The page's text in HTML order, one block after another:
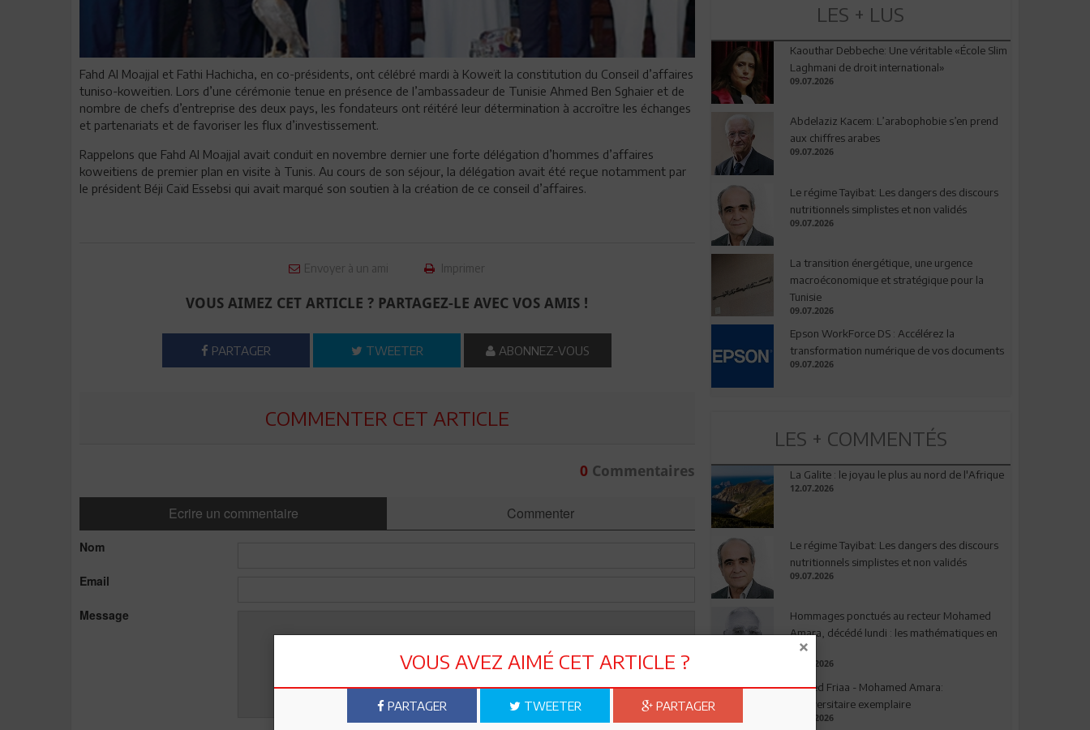
Fahd Al Moajjal et Fathi Hachicha, en co-présidents, ont célébré mardi à Koweït la constitution du Conseil d’affaires
tuniso-koweitien. Lors d’une cérémonie tenue en présence de l’ambassadeur de Tunisie Ahmed Ben Sghaier et de
nombre de chefs d’entreprise des deux pays, les fondateurs ont réitéré leur détermination à accroître les échanges
et partenariats et de favoriser les flux d’investissement.
Rappelons que Fahd Al Moajjal avait conduit en novembre dernier une forte délégation d’hommes d’affaires
koweitiens de premier plan en visite à Tunis. Au cours de son séjour, la délégation avait été reçue notamment par
le président Béji Caïd Essebsi qui avait marqué son soutien à la création de ce conseil d’affaires.
Envoyer à un ami Imprimer
VOUS AIMEZ CET ARTICLE ? PARTAGEZ-LE AVEC VOS AMIS !
PARTAGER TWEETER ABONNEZ-VOUS
COMMENTER CET ARTICLE
0Commentaires
Ecrire un commentaire Commenter
Nom
Email
Message
LES + LUS
Kaouthar Debbeche: Une véritable «École Slim
Laghmani de droit international»
09.07.2026
Abdelaziz Kacem: L’arabophobie s’en prend
aux chiffres arabes
09.07.2026
Le régime Tayibat: Les dangers des discours
nutritionnels simplistes et non validés
09.07.2026
La transition énergétique, une urgence
macroéconomique et stratégique pour la
Tunisie
09.07.2026
Epson WorkForce DS : Accélérez la
transformation numérique de vos documents
09.07.2026
LES + COMMENTÉS
La Galite : le joyau le plus au nord de l'Afrique
12.07.2026
Le régime Tayibat: Les dangers des discours
nutritionnels simplistes et non validés
09.07.2026
Hommages ponctués au recteur Mohamed
Amara, décédé lundi : les mathématiques en
deuil
03.08.2026
Ahmed Friaa - Mohamed Amara:
l’Universitaire exemplaire
04.08.2026
VOUS AVEZ AIMÉ CET ARTICLE ?
PARTAGER TWEETER PARTAGER